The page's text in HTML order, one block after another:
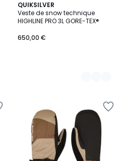
QUIKSILVER
Veste de snow technique
HIGHLINE PRO 3L GORE-TEX®
650,00 €
2
Couleurs